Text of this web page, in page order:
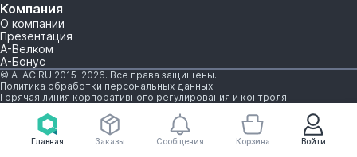
Главная Войти
Заказы Сообщения Корзина
Компания
О компании
Презентация
А-Велком
А-Бонус
© A-AC.RU 2015-2026. Все права защищены.
Политика обработки персональных данных
Горячая линия корпоративного регулирования и контроля